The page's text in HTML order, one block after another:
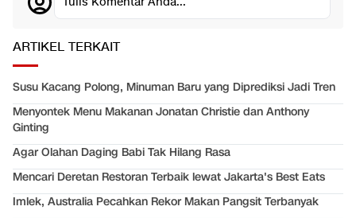
ARTIKEL TERKAIT
Susu Kacang Polong, Minuman Baru yang Diprediksi Jadi Tren
Menyontek Menu Makanan Jonatan Christie dan Anthony
Ginting
Agar Olahan Daging Babi Tak Hilang Rasa
Mencari Deretan Restoran Terbaik lewat Jakarta's Best Eats
Imlek, Australia Pecahkan Rekor Makan Pangsit Terbanyak